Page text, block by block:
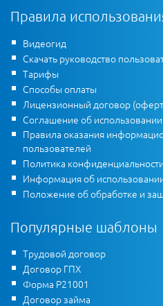
Правила
Видеогид
Скачать руководство
Тарифы
Способы оплаты
Лицензионный договор
Соглашение об
Правила оказания
пользователей
Политика конфиденциальности
Информация об
Положение об обработке и
Популярные шаблоны
Трудовой договор
Договор ГПХ
Форма Р21001
Договор займа